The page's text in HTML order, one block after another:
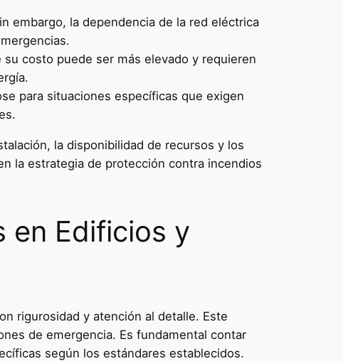
embargo, la dependencia de la red eléctrica
costo puede ser más elevado y requieren
para situaciones específicas que exigen
la disponibilidad de recursos y los
la estrategia de protección contra incendios
en Edificios y
rigurosidad y atención al detalle. Este
de emergencia. Es fundamental contar
según los estándares establecidos.